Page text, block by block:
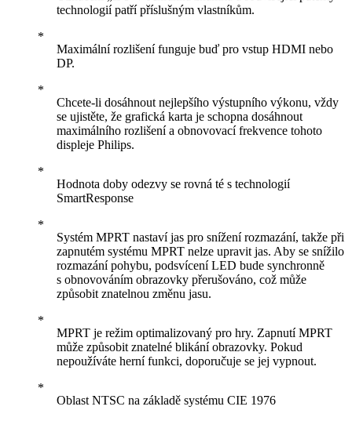
technologií patří příslušným vlastníkům.
Maximální rozlišení funguje buď pro vstup HDMI nebo
DP.
Chcete-li dosáhnout nejlepšího výstupního výkonu, vždy
se ujistěte, že grafická karta je schopna dosáhnout
maximálního rozlišení a obnovovací frekvence tohoto
displeje Philips.
Hodnota doby odezvy se rovná té s technologií
SmartResponse
Systém MPRT nastaví jas pro snížení rozmazání, takže při
zapnutém systému MPRT nelze upravit jas. Aby se snížilo
rozmazání pohybu, podsvícení LED bude synchronně
s obnovováním obrazovky přerušováno, což může
způsobit znatelnou změnu jasu.
MPRT je režim optimalizovaný pro hry. Zapnutí MPRT
může způsobit znatelné blikání obrazovky. Pokud
nepoužíváte herní funkci, doporučuje se jej vypnout.
Oblast NTSC na základě systému CIE 1976